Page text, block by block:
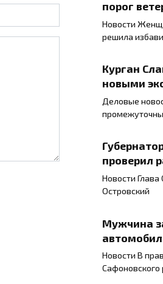
порог
Новости
решила
Курган
новыми
Деловые
проверил
Новости
Островский
Мужчина
Новости В
Сафоновского